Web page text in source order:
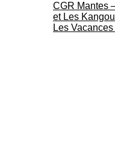
CGR Mantes
et Les
Les